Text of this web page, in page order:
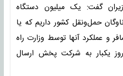
گفت: یک میلیون دستگاه
حمل‌ونقل کشور داریم که یا
و عملکرد آنها توسط وزارت راه
یا وزارت کشور هر ۱۵ روز یکبار به شرکت پخش ارسال